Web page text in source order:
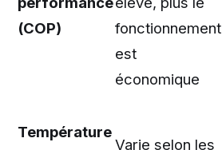
(COP)
fonctionnement
est
économique
Température
Varie selon les